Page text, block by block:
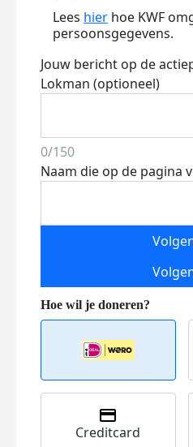
Lees hier hoe KWF
persoonsgegevens.
Jouw bericht op de
Lokman (optioneel)
0/150
Naam die op de pagina
Creditcard